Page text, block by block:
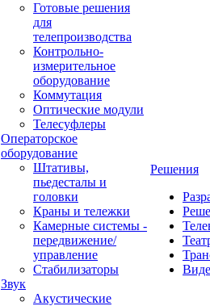
Готовые решения
для
телепроизводства
Контрольно-
измерительное
оборудование
Коммутация
Оптические модули
Телесуфлеры
Операторское
оборудование
Штативы,
пьедесталы и
головки
Краны и тележки
Камерные системы -
передвижение/
управление
Стабилизаторы
Звук
Акустические
Решения